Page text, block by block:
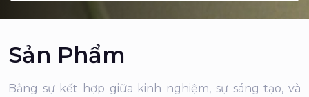
Sản Phẩm
Bằng sự kết hợp giữa kinh nghiệm, sự sáng tạo, và